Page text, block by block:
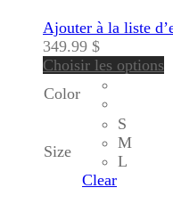
Ajouter à la liste
349.99 $
Choisir les options
Color
Size
S
M
L
Clear